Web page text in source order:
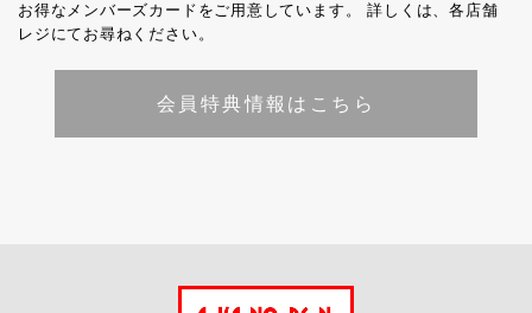
お得なメンバーズカードをご用意しています。
詳しくは、各店舗
レジにてお尋ねください。
会員特典情報はこちら